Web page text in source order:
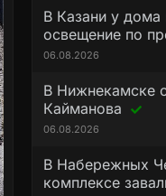
В Казани у дома
освещение по
06.08.2026
В Нижнекамске
Кайманова
06.08.2026
В Набережных
комплексе